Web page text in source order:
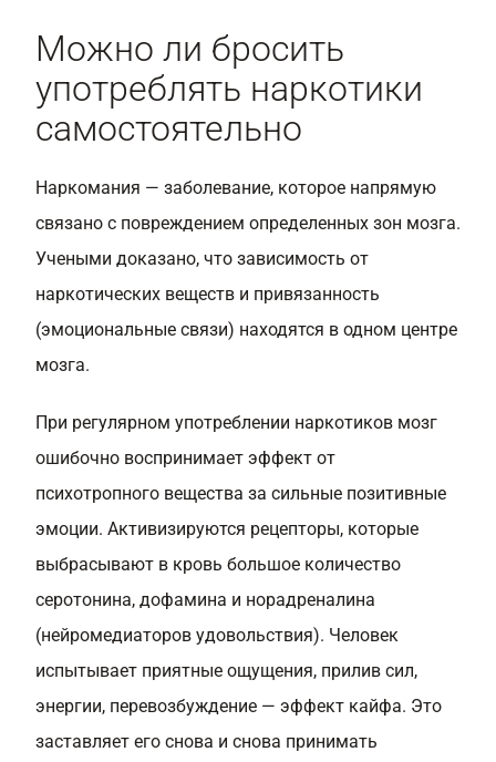
Можно ли бросить
употреблять наркотики
самостоятельно
Наркомания — заболевание, которое напрямую
связано с повреждением определенных зон мозга.
Учеными доказано, что зависимость от
наркотических веществ и привязанность
(эмоциональные связи) находятся в одном центре
мозга.
При регулярном употреблении наркотиков мозг
ошибочно воспринимает эффект от
психотропного вещества за сильные позитивные
эмоции. Активизируются рецепторы, которые
выбрасывают в кровь большое количество
серотонина, дофамина и норадреналина
(нейромедиаторов удовольствия). Человек
испытывает приятные ощущения, прилив сил,
энергии, перевозбуждение — эффект кайфа. Это
заставляет его снова и снова принимать